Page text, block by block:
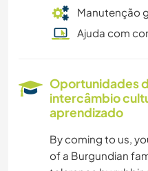
Manutenção
Ajuda com
Oportunidades
intercâmbio
aprendizado
By coming to us,
of a Burgundian